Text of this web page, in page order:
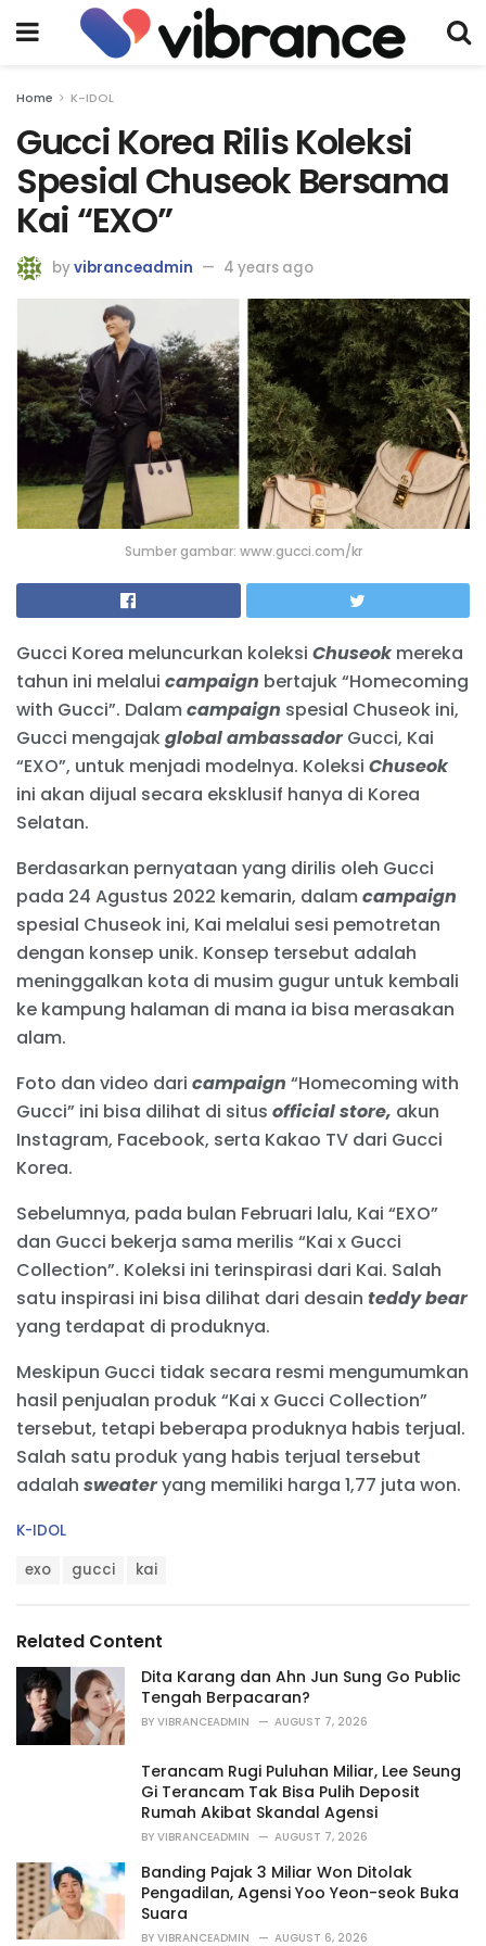
Home K-IDOL
Gucci Korea Rilis Koleksi
Spesial Chuseok Bersama
Kai “EXO”
byvibranceadmin 4 years ago
Sumber gambar: www.gucci.com/kr
Gucci Korea meluncurkan koleksi Chuseokmereka
tahun ini melalui campaign bertajuk “Homecoming
with Gucci”. Dalamcampaign spesial Chuseok ini,
Gucci mengajakglobal ambassadorGucci, Kai
“EXO”, untuk menjadi modelnya. Koleksi Chuseok
ini akan dijual secara eksklusif hanya di Korea
Selatan.
Berdasarkan pernyataan yang dirilis oleh Gucci
pada 24 Agustus 2022 kemarin, dalamcampaign
spesial Chuseok ini, Kai melalui sesi pemotretan
dengan konsep unik. Konsep tersebut adalah
meninggalkan kota di musim gugur untuk kembali
ke kampung halaman di mana ia bisa merasakan
alam.
Foto dan video dari campaign “Homecoming with
Gucci” ini bisa dilihat di situs official store, akun
Instagram, Facebook, serta Kakao TV dari Gucci
Korea.
Sebelumnya, pada bulan Februari lalu, Kai “EXO”
dan Gucci bekerja sama merilis “Kai x Gucci
Collection”. Koleksi ini terinspirasi dari Kai. Salah
satu inspirasi ini bisa dilihat dari desain teddy bear
yang terdapat di produknya.
Meskipun Gucci tidak secara resmi mengumumkan
hasil penjualan produk “Kai x Gucci Collection”
tersebut, tetapi beberapa produknya habis terjual.
Salah satu produk yang habis terjual tersebut
adalah sweateryang memiliki harga 1,77 juta won.
C
r
i
K-IDOL
:
exo gucci kai
Related Content
Dita Karang dan Ahn Jun Sung Go Public
Tengah Berpacaran?
BY VIBRANCEADMIN AUGUST 7, 2026
Terancam Rugi Puluhan Miliar, Lee Seung
Gi Terancam Tak Bisa Pulih Deposit
Rumah Akibat Skandal Agensi
BY VIBRANCEADMIN AUGUST 7, 2026
Banding Pajak 3 Miliar Won Ditolak
Pengadilan, Agensi Yoo Yeon-seok Buka
Suara
BY VIBRANCEADMIN AUGUST 6, 2026